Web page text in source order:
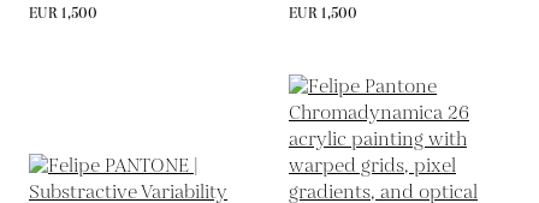
EUR 1,500
EUR 1,500